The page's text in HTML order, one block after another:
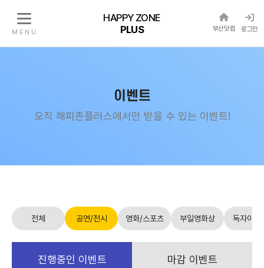
HAPPY ZONE
PLUS
M E N U 부산닷컴 로그인
이벤트
오직 해피존플러스에서만 받을 수 있는 이벤트!
전체 공연/전시 영화/스포츠 부일영화상 독자이벤
진행중인 이벤트 마감 이벤트